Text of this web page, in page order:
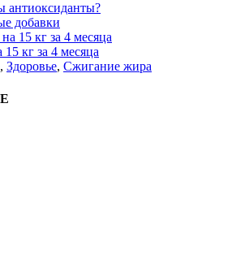
антиоксиданты?
добавки
кг за 4 месяца
, Здоровье, Сжигание жира